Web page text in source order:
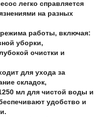
легко справляется
на разных
работы, включая:
уборки,
очистки и
для ухода за
складок,
мл для чистой воды и
удобство и